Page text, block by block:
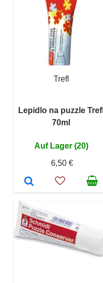
Trefl
Lepidlo na puzzle Trefl
70ml
Auf Lager (20)
6,50 €